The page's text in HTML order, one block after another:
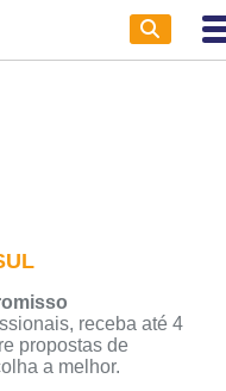
receba até 4
propostas de
a melhor.